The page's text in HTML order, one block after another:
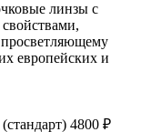
линзы с
европейских и
4800 ₽